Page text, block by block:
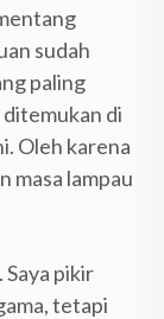
sudah
paling
di
Oleh karena
masa lampau
pikir
tetapi